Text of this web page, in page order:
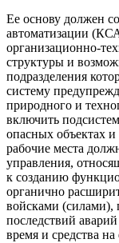
Ее основу должен
автоматизации
организационно-
структуры и
подразделения
систему
природного и
включить
опасных объектах
рабочие места
управления,
к созданию
органично
войсками (силами),
последствий
время и средства